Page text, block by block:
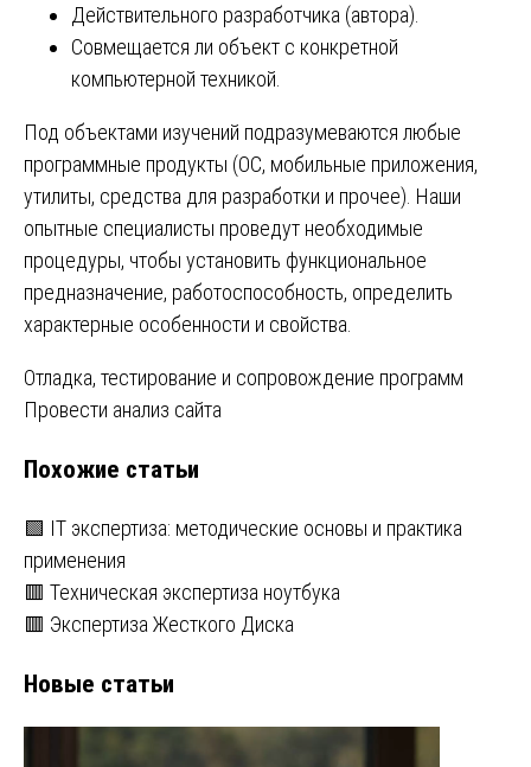
Действительного разработчика (автора).
Совмещается ли объект с конкретной
компьютерной техникой.
Под объектами изучений подразумеваются любые
программные продукты (ОС, мобильные приложения,
утилиты, средства для разработки и прочее). Наши
опытные специалисты проведут необходимые
процедуры, чтобы установить функциональное
предназначение, работоспособность, определить
характерные особенности и свойства.
Навигация
по
записям
Отладка, тестирование и сопровождение программ
Провести анализ сайта
Похожие статьи
🟩 IT экспертиза: методические основы и практика
применения
🟥 Техническая экспертиза ноутбука
🟥 Экспертиза Жесткого Диска
Новые статьи